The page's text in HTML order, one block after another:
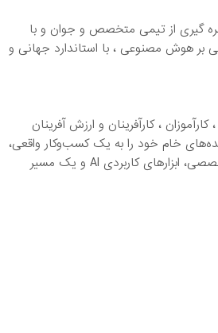
گیری از تیمی متخصص و جوان و با
بر هوش مصنوعی ، با استاندارد جهانی و
، کارآفرینان و ارزش آفرینان
خام خود را به یک کسب‌وکار واقعی،
پایدار و درآمدزا تبدیل کنند. محصول ما ترکیبی هوشمند از آموزش تخصصی، ابزارهای کاربردی AI و یک مسیر